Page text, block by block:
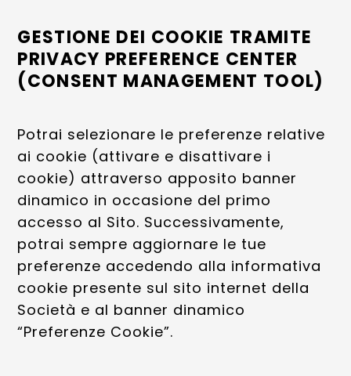
GESTIONE DEI COOKIE TRAMITE
PRIVACY PREFERENCE CENTER
(CONSENT MANAGEMENT TOOL)
Potrai selezionare le preferenze relative
ai cookie (attivare e disattivare i
cookie) attraverso apposito banner
dinamico in occasione del primo
accesso al Sito. Successivamente,
potrai sempre aggiornare le tue
preferenze accedendo alla informativa
cookie presente sul sito internet della
Società e al banner dinamico
“Preferenze Cookie”.